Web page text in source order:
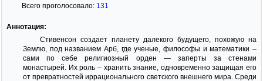
Всего проголосовало: 131
Аннотация:
Стивенсон создает планету далекого будущего, похожую на
Землю, под названием Арб, где ученые, философы и математики –
сами по себе религиозный орден — заперты за стенами
монастырей. Их роль – хранить знание, одновременно защищая его
от превратностей иррационального светского внешнего мира. Среди